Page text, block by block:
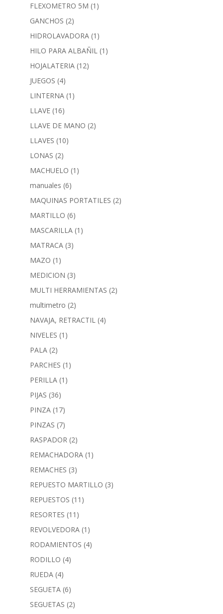
FLEXOMETRO 5M (1)
GANCHOS (2)
HIDROLAVADORA (1)
HILO PARA ALBAÑIL (1)
HOJALATERIA (12)
JUEGOS (4)
LINTERNA (1)
LLAVE (16)
LLAVE DE MANO (2)
LLAVES (10)
LONAS (2)
MACHUELO (1)
manuales (6)
MAQUINAS PORTATILES (2)
MARTILLO (6)
MASCARILLA (1)
MATRACA (3)
MAZO (1)
MEDICION (3)
MULTI HERRAMIENTAS (2)
multimetro (2)
NAVAJA, RETRACTIL (4)
NIVELES (1)
PALA (2)
PARCHES (1)
PERILLA (1)
PIJAS (36)
PINZA (17)
PINZAS (7)
RASPADOR (2)
REMACHADORA (1)
REMACHES (3)
REPUESTO MARTILLO (3)
REPUESTOS (11)
RESORTES (11)
REVOLVEDORA (1)
RODAMIENTOS (4)
RODILLO (4)
RUEDA (4)
SEGUETA (6)
SEGUETAS (2)